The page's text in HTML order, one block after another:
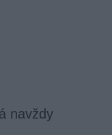
navždy